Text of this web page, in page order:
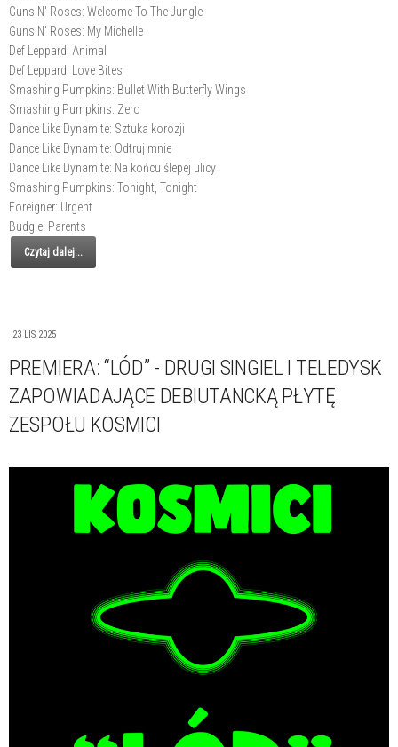
Guns N' Roses: Welcome To The Jungle
Guns N' Roses: My Michelle
Def Leppard: Animal
Def Leppard: Love Bites
Smashing Pumpkins: Bullet With Butterfly Wings
Smashing Pumpkins: Zero
Dance Like Dynamite: Sztuka korozji
Dance Like Dynamite: Odtruj mnie
Dance Like Dynamite: Na końcu ślepej ulicy
Smashing Pumpkins: Tonight, Tonight
Foreigner: Urgent
Budgie: Parents
Czytaj dalej...
23 LIS 2025
PREMIERA: “LÓD” - DRUGI SINGIEL I TELEDYSK
ZAPOWIADAJĄCE DEBIUTANCKĄ PŁYTĘ
ZESPOŁU KOSMICI